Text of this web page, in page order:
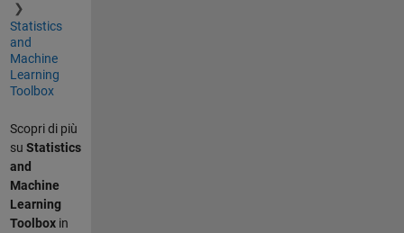
Statistics
and
Machine
Learning
Toolbox
Scopri di più
su Statistics
and
Machine
Learning
Toolboxin